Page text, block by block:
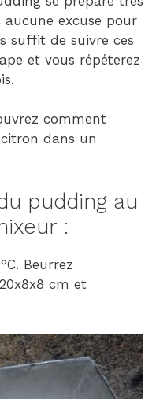
excuse pour
suffit de suivre ces
et vous répéterez
comment
dans un
pudding au
:
Beurrez
cm et